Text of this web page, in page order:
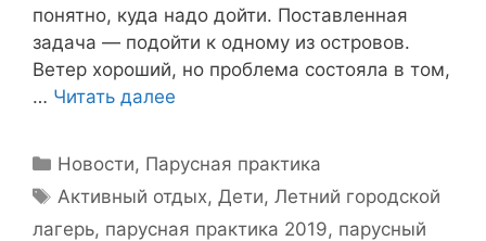
понятно, куда надо дойти. Поставленная
задача — подойти к одному из островов.
Ветер хороший, но проблема состояла в том,
… Читать далее
Рубрики
Новости, Парусная практика
Метки
Активный отдых,Дети,Летний городской
лагерь, парусная практика 2019, парусный